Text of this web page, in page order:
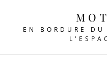
EN BORDURE